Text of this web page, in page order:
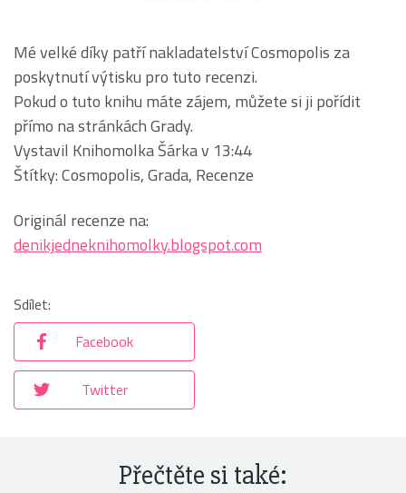
Mé velké díky patří nakladatelství Cosmopolis za
poskytnutí výtisku pro tuto recenzi.
Pokud o tuto knihu máte zájem, můžete si ji pořídit
přímo na stránkách Grady.
Vystavil Knihomolka Šárka v 13:44
Štítky: Cosmopolis, Grada, Recenze
Originál recenze na:
denikjedneknihomolky.blogspot.com
Sdílet:
Facebook
Twitter
Přečtěte si také: